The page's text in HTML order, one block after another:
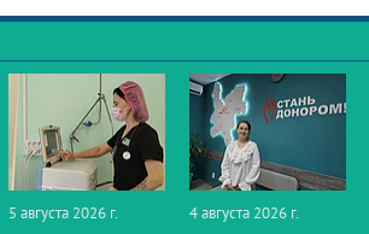
5 августа 2026 г.
4 августа 2026 г.